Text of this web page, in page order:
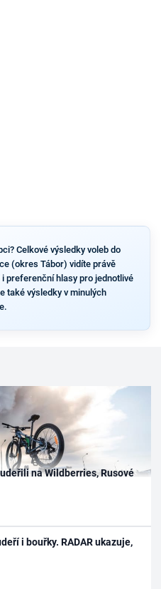
Celkové výsledky voleb do
(okres Tábor) vidíte právě
preferenční hlasy pro jednotlivé
také výsledky v minulých
na Wildberries, Rusové
i bouřky. RADAR ukazuje,